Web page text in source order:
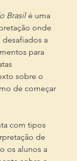
Brasil é uma
onde
desafiados a
para
sobre o
de começar
com tipos
de
os alunos a